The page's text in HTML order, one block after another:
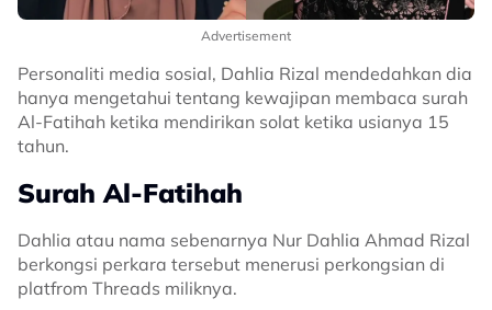
Advertisement
Personaliti media sosial, Dahlia Rizal mendedahkan dia
hanya mengetahui tentang kewajipan membaca surah
Al-Fatihah ketika mendirikan solat ketika usianya 15
tahun.
Surah Al-Fatihah
Dahlia atau nama sebenarnya Nur Dahlia Ahmad Rizal
berkongsi perkara tersebut menerusi perkongsian di
platfrom Threads miliknya.